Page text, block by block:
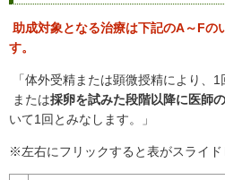
助成対象となる治療は下記のA～Fの
す。
「体外受精または顕微授精により、1
または採卵を試みた段階以降に医師
いて1回とみなします。」
※左右にフリックすると表がスライド